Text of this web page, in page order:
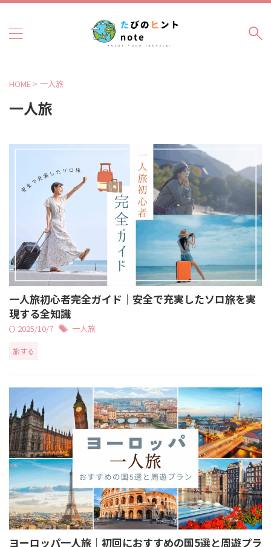
HOME > 一人旅
一人旅
一人旅初心者完全ガイド｜安全で充実したソロ旅を実
現する全知識
2025/10/7 一人旅
旅する
ヨーロッパ一人旅｜初回におすすめの国5選と周遊プラ